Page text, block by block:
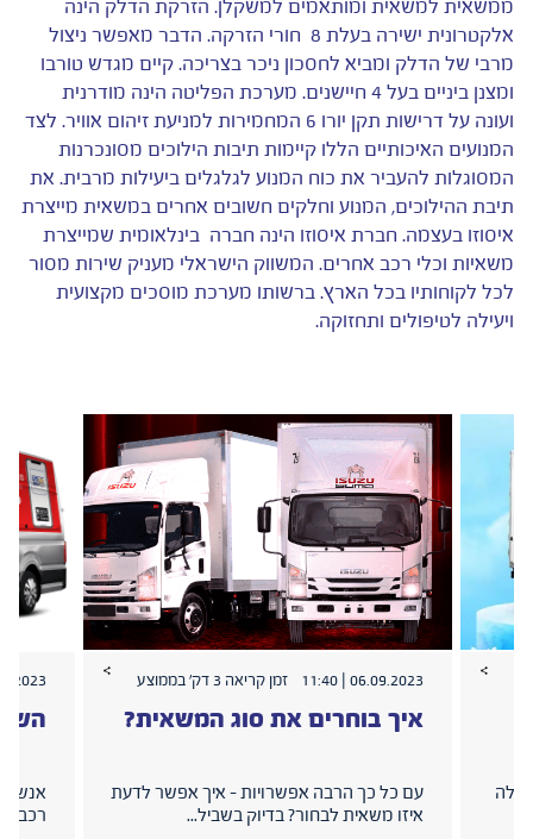
ממשאית למשאית ומותאמים למשקלן. הזרקת הדלק הינה
אלקטרונית ישירה בעלת 8 חורי הזרקה. הדבר מאפשר ניצול
מרבי של הדלק ומביא לחסכון ניכר בצריכה. קיים מגדש טורבו
ומצנן ביניים בעל 4 חיישנים. מערכת הפליטה הינה מודרנית
ועונה על דרישות תקן יורו 6 המחמירות למניעת זיהום אוויר. לצד
המנועים האיכותיים הללו קיימות תיבות הילוכים מסונכרנות
המסוגלות להעביר את כוח המנוע לגלגלים ביעילות מרבית. את
תיבת ההילוכים, המנוע וחלקים חשובים אחרים במשאית מייצרת
איסוזו בעצמה. חברת איסוזו הינה חברה בינלאומית שמייצרת
משאיות וכלי רכב אחרים. המשווק הישראלי מעניק שירות מסור
לכל לקוחותיו בכל הארץ. ברשותו מערכת מוסכים מקצועית
ויעילה לטיפולים ותחזוקה.
שלה
06.09.2023 | 11:40 זמן קריאה 3 דק׳ בממוצע
איך בוחרים את סוג המשאית?
עם כל כך הרבה אפשרויות – איך אפשר לדעת
איזו משאית לבחור? בדיוק בשביל...
| 14:48
רכב